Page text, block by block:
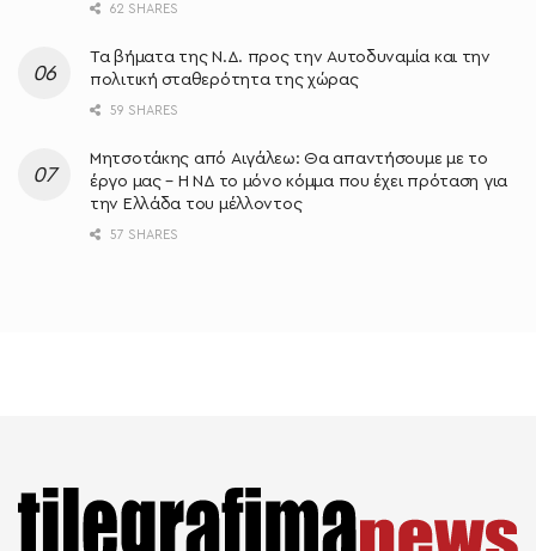
62 SHARES
Τα βήματα της Ν.Δ. προς την Αυτοδυναμία και την
πολιτική σταθερότητα της χώρας
59 SHARES
Μητσοτάκης από Αιγάλεω: Θα απαντήσουμε με το
έργο μας – Η ΝΔ το μόνο κόμμα που έχει πρόταση για
την Ελλάδα του μέλλοντος
57 SHARES